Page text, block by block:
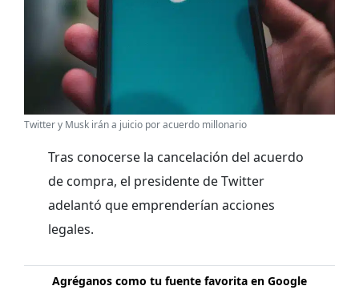
Twitter y Musk irán a juicio por acuerdo millonario
Tras conocerse la cancelación del acuerdo
de compra, el presidente de Twitter
adelantó que emprenderían acciones
legales.
Agréganos como tu fuente favorita en Google